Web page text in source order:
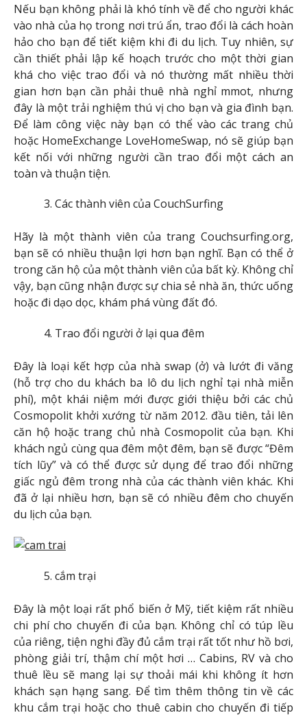
Nếu bạn không phải là khó tính về để cho người khác
vào nhà của họ trong nơi trú ẩn, trao đổi là cách hoàn
hảo cho bạn để tiết kiệm khi đi du lịch. Tuy nhiên, sự
cần thiết phải lập kế hoạch trước cho một thời gian
khá cho việc trao đổi và nó thường mất nhiều thời
gian hơn bạn cần phải thuê nhà nghỉ mmot, nhưng
đây là một trải nghiệm thú vị cho bạn và gia đình bạn.
Để làm công việc này bạn có thể vào các trang chủ
hoặc HomeExchange LoveHomeSwap, nó sẽ giúp bạn
kết nối với những người cần trao đổi một cách an
toàn và thuận tiện.
Các thành viên của CouchSurfing
Hãy là một thành viên của trang Couchsurfing.org,
bạn sẽ có nhiều thuận lợi hơn bạn nghĩ. Bạn có thể ở
trong căn hộ của một thành viên của bất kỳ. Không chỉ
vậy, bạn cũng nhận được sự chia sẻ nhà ăn, thức uống
hoặc đi dạo dọc, khám phá vùng đất đó.
Trao đổi người ở lại qua đêm
Đây là loại kết hợp của nhà swap (ở) và lướt đi văng
(hỗ trợ cho du khách ba lô du lịch nghỉ tại nhà miễn
phí), một khái niệm mới được giới thiệu bởi các chủ
Cosmopolit khởi xướng từ năm 2012. đầu tiên, tải lên
căn hộ hoặc trang chủ nhà Cosmopolit của bạn. Khi
khách ngủ cùng qua đêm một đêm, bạn sẽ được “Đêm
tích lũy” và có thể được sử dụng để trao đổi những
giấc ngủ đêm trong nhà của các thành viên khác. Khi
đã ở lại nhiều hơn, bạn sẽ có nhiều đêm cho chuyến
du lịch của bạn.
cắm trại
Đây là một loại rất phổ biến ở Mỹ, tiết kiệm rất nhiều
chi phí cho chuyến đi của bạn. Không chỉ có túp lều
của riêng, tiện nghi đầy đủ cắm trại rất tốt như hồ bơi,
phòng giải trí, thậm chí một hơi … Cabins, RV và cho
thuê lều sẽ mang lại sự thoải mái khi không ít hơn
khách sạn hạng sang. Để tìm thêm thông tin về các
khu cắm trại hoặc cho thuê cabin cho chuyến đi tiếp